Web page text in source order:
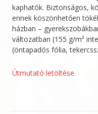
kaphatók. Biztonságos,
ennek köszönhetően
házban –
változatban (155 g/m²
(öntapadós fólia,
Útmutató letöltése